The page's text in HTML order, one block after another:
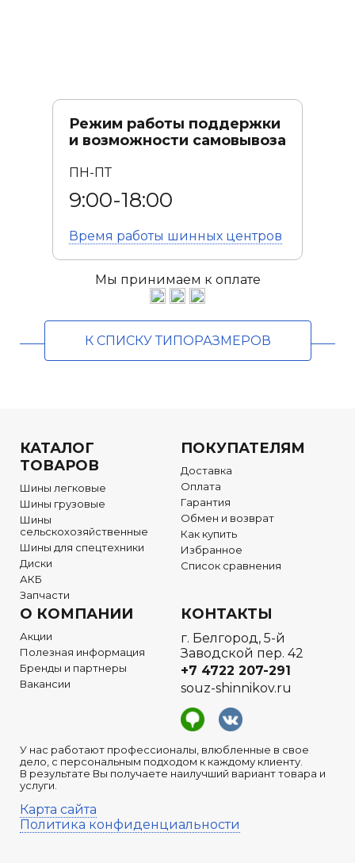
Режим работы поддержки
и возможности самовывоза
ПН-ПТ
9:00-18:00
Время работы шинных центров
Мы принимаем к оплате
К СПИСКУ ТИПОРАЗМЕРОВ
КАТАЛОГ
ТОВАРОВ
Шины легковые
Шины грузовые
Шины
сельскохозяйственные
Шины для спецтехники
Диски
АКБ
Запчасти
ПОКУПАТЕЛЯМ
Доставка
Оплата
Гарантия
Обмен и возврат
Как купить
Избранное
Список сравнения
О КОМПАНИИ
Акции
Полезная информация
Бренды и партнеры
Вакансии
У нас работают профессионалы, влюбленные в свое
дело, с персональным подходом к каждому клиенту.
В результате Вы получаете наилучший вариант товара и
услуги.
Карта сайта
Политика конфиденциальности
КОНТАКТЫ
г. Белгород, 5-й
Заводской пер. 42
+7 4722 207-291
souz-shinnikov.ru